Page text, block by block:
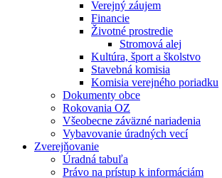
Verejný záujem
Financie
Životné prostredie
Stromová alej
Kultúra, šport a školstvo
Stavebná komisia
Komisia verejného poriadku
Dokumenty obce
Rokovania OZ
Všeobecne záväzné nariadenia
Vybavovanie úradných vecí
Zverejňovanie
Úradná tabuľa
Právo na prístup k informáciám